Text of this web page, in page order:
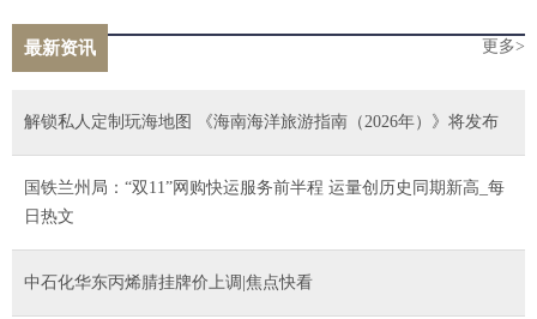
最新资讯 更多>
解锁私人定制玩海地图 《海南海洋旅游指南（2026年）》将发布
国铁兰州局：“双11”网购快运服务前半程 运量创历史同期新高_每
日热文
中石化华东丙烯腈挂牌价上调|焦点快看